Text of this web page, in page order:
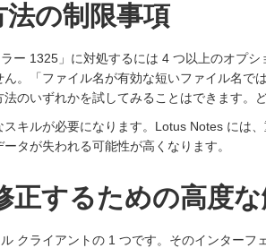
の制限事項
ー 1325」に対処するには 4 つ以上のオプ
。「ファイル名が有効な短いファイル名で
のいずれかを試してみることはできます。
キルが必要になります。Lotus Notes には
タが失われる可能性が高くなります。
正するための高度
クライアントの 1 つです。そのインターフ